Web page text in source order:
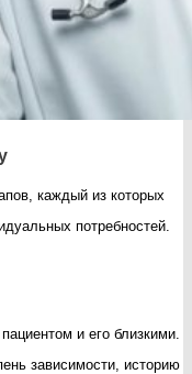
каждый из которых
потребностей.
и его близкими.
зависимости, историю